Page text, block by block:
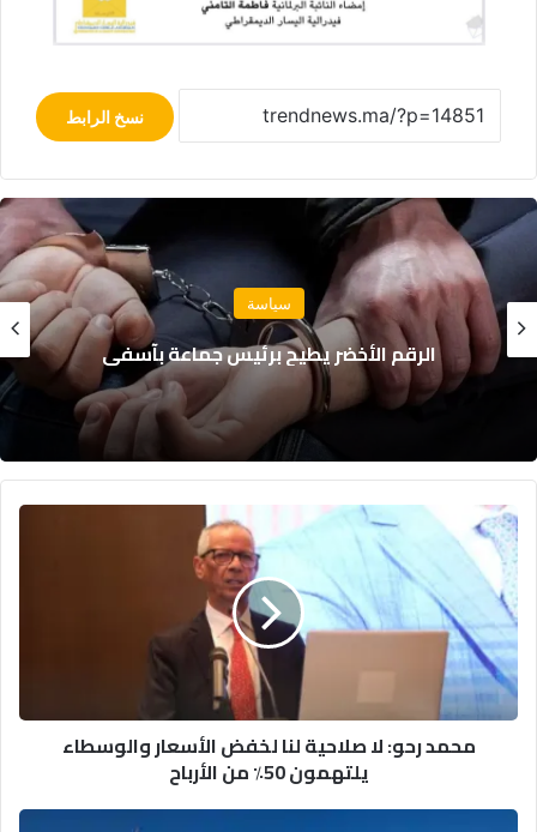
نسخ الرابط
مجتمع
نجاة 18 بحارًا بعد غرق مركب صيد للسردين قبالة
سواحل الداخلة
محمد
رحو:
لا
صلاحية
لنا
لخفض
الأسعار
والوسطاء
يلتهمون
محمد رحو: لا صلاحية لنا لخفض الأسعار والوسطاء
يلتهمون 50٪ من الأرباح
الملك